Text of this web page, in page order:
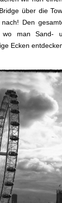
über die
nach! Den
man Sand-
Ecken